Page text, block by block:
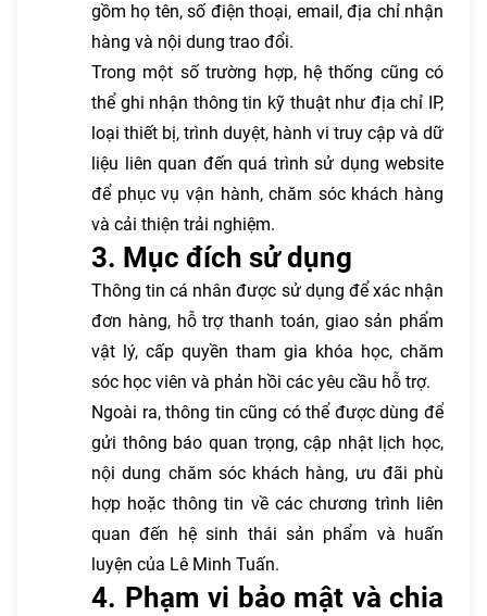
gồm họ tên, số điện thoại, email, địa chỉ nhận
hàng và nội dung trao đổi.
Trong một số trường hợp, hệ thống cũng có
thể ghi nhận thông tin kỹ thuật như địa chỉ IP,
loại thiết bị, trình duyệt, hành vi truy cập và dữ
liệu liên quan đến quá trình sử dụng website
để phục vụ vận hành, chăm sóc khách hàng
và cải thiện trải nghiệm.
3. Mục đích sử dụng
Thông tin cá nhân được sử dụng để xác nhận
đơn hàng, hỗ trợ thanh toán, giao sản phẩm
vật lý, cấp quyền tham gia khóa học, chăm
sóc học viên và phản hồi các yêu cầu hỗ trợ.
Ngoài ra, thông tin cũng có thể được dùng để
gửi thông báo quan trọng, cập nhật lịch học,
nội dung chăm sóc khách hàng, ưu đãi phù
hợp hoặc thông tin về các chương trình liên
quan đến hệ sinh thái sản phẩm và huấn
luyện của Lê Minh Tuấn.
4. Phạm vi bảo mật và chia